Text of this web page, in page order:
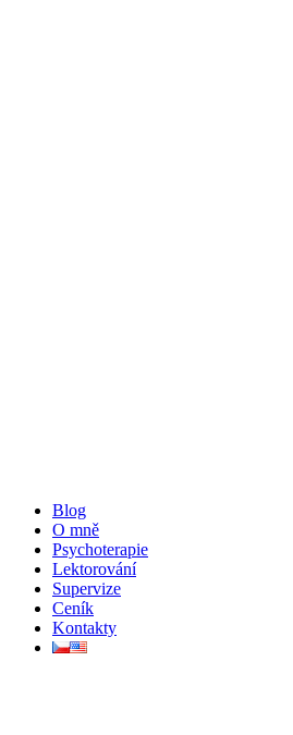
Blog
O mně
Psychoterapie
Lektorování
Supervize
Ceník
Kontakty